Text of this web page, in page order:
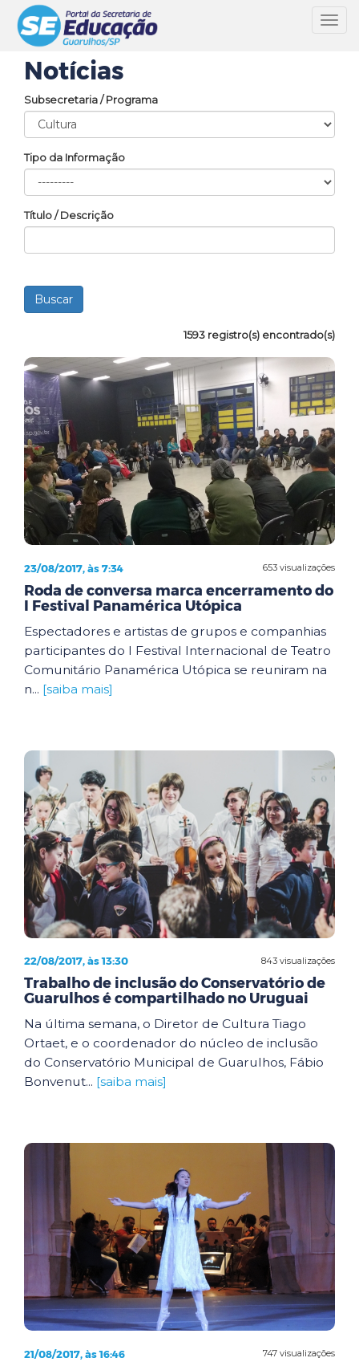
Notícias
Subsecretaria / Programa
Tipo da Informação
Título / Descrição
1593 registro(s) encontrado(s)
653 visualizações
23/08/2017, às 7:34
Roda de conversa marca encerramento do
I Festival Panamérica Utópica
Espectadores e artistas de grupos e companhias
participantes do I Festival Internacional de Teatro
Comunitário Panamérica Utópica se reuniram na
n... [saiba mais]
843 visualizações
22/08/2017, às 13:30
Trabalho de inclusão do Conservatório de
Guarulhos é compartilhado no Uruguai
Na última semana, o Diretor de Cultura Tiago
Ortaet, e o coordenador do núcleo de inclusão
do Conservatório Municipal de Guarulhos, Fábio
Bonvenut... [saiba mais]
747 visualizações
21/08/2017, às 16:46